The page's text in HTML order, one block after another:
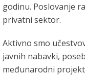
godinu. Poslovanje
privatni sektor.
Aktivno smo
javnih nabavki,
međunarodni